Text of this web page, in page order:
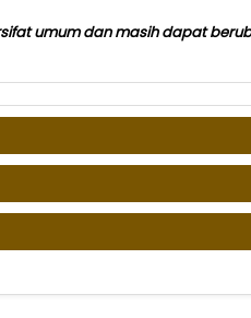
umum dan masih dapat